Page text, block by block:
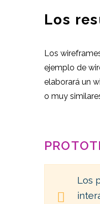
Los
Los
ejemplo de
elaborará un
o muy
Los